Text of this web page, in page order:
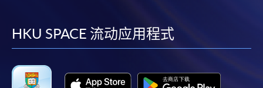
facebook
youtube
linkedin
HKU SPACE 流动应用程式